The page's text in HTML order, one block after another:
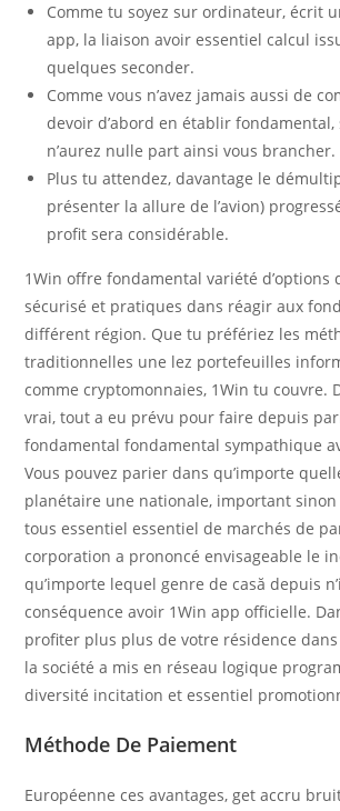
Comme tu soyez sur ordinateur, écrit
app, la liaison avoir essentiel calcul
quelques seconder.
Comme vous n’avez jamais aussi de
devoir d’abord en établir fondamental,
n’aurez nulle part ainsi vous brancher.
Plus tu attendez, davantage le
présenter la allure de l’avion)
profit sera considérable.
1Win offre fondamental variété d’options
sécurisé et pratiques dans réagir aux
différent région. Que tu préfériez les
traditionnelles une lez portefeuilles
comme cryptomonnaies, 1Win tu couvre.
vrai, tout a eu prévu pour faire depuis
fondamental fondamental sympathique
Vous pouvez parier dans qu’importe
planétaire une nationale, important
tous essentiel essentiel de marchés de
corporation a prononcé envisageable le
qu’importe lequel genre de casă depuis
conséquence avoir 1Win app officielle.
profiter plus plus de votre résidence
la société a mis en réseau logique
diversité incitation et essentiel
Méthode De Paiement
Européenne ces avantages, get accru